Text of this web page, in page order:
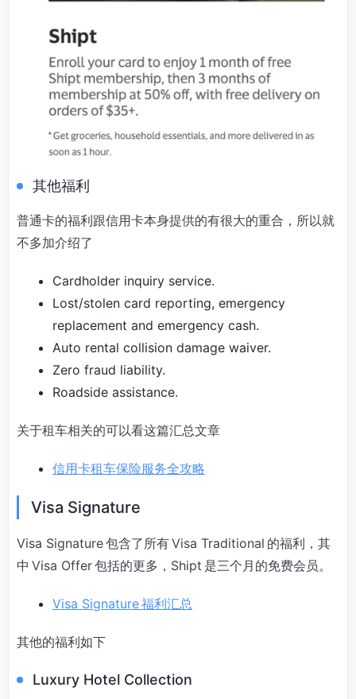
其他福利
普通卡的福利跟信用卡本身提供的有很大的重合，所以就
不多加介绍了
Cardholder inquiry service.
Lost/stolen card reporting, emergency
replacement and emergency cash.
Auto rental collision damage waiver.
Zero fraud liability.
Roadside assistance.
关于租车相关的可以看这篇汇总文章
信用卡租车保险服务全攻略
Visa Signature
Visa Signature 包含了所有 Visa Traditional 的福利，其
中 Visa Offer 包括的更多，Shipt 是三个月的免费会员。
Visa Signature 福利汇总
其他的福利如下
Luxury Hotel Collection